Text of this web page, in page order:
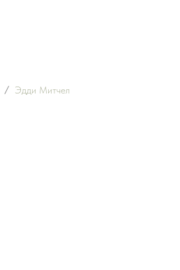
Эдди Митчел